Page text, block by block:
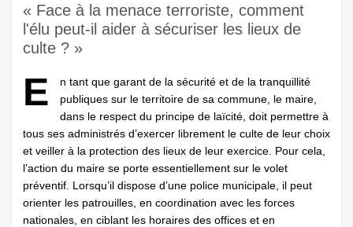
« Face à la menace terroriste, comment
l'élu peut-il aider à sécuriser les lieux de
culte ? »
E
n tant que garant de la sécurité et de la tranquillité
publiques sur le territoire de sa commune, le maire,
dans le respect du principe de laïcité, doit permettre à
tous ses administrés d’exercer librement le culte de leur choix
et veiller à la protection des lieux de leur exercice. Pour cela,
l’action du maire se porte essentiellement sur le volet
préventif. Lorsqu’il dispose d’une police municipale, il peut
orienter les patrouilles, en coordination avec les forces
nationales, en ciblant les horaires des offices et en